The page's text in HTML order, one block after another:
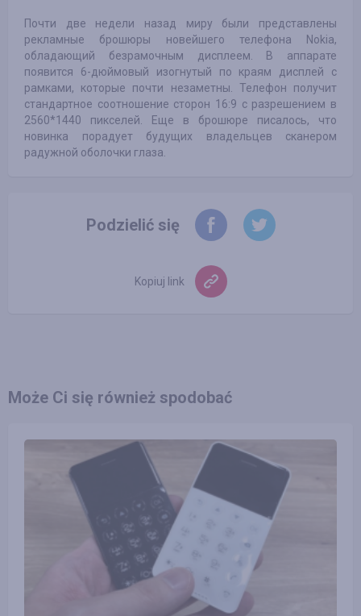
Почти две недели назад миру были представлены
рекламные брошюры новейшего телефона Nokia,
обладающий безрамочным дисплеем. В аппарате
появится 6-дюймовый изогнутый по краям дисплей с
рамками, которые почти незаметны. Телефон получит
стандартное соотношение сторон 16:9 с разрешением в
2560*1440 пикселей. Еще в брошюре писалось, что
новинка порадует будущих владельцев сканером
радужной оболочки глаза.
Podzielić się
Kopiuj link
Może Ci się również spodobać